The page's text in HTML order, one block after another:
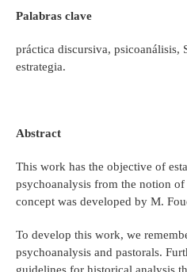
Palabras clave
práctica discursiva, psicoanálisis,
estrategia.
Abstract
This work has the objective of
psychoanalysis from the notion of
concept was developed by M.
To develop this work, we
psychoanalysis and pastorals.